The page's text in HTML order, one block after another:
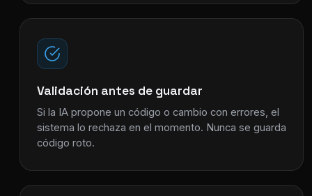
Validación antes de guardar
Si la IA propone un código o cambio con errores, el
sistema lo rechaza en el momento. Nunca se guarda
código roto.